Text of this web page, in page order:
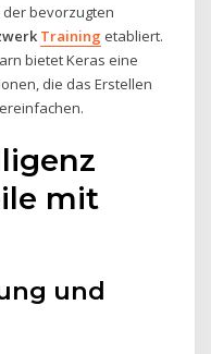
der bevorzugten
Training etabliert.
bietet Keras eine
die das Erstellen
mit
und